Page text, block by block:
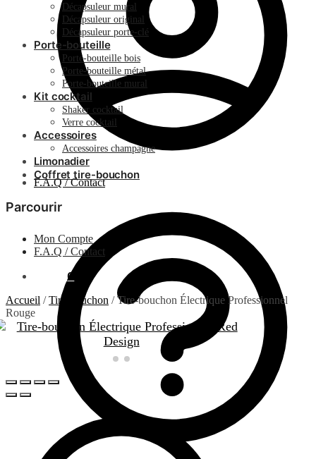
F.A.Q / Contact
Décapsuleur mural
Décapsuleur original
Décapsuleur porte-clé
Porte-bouteille
Porte-bouteille bois
Porte-bouteille métal
Porte-bouteille mural
Kit cocktail
Shaker cocktail
Verre cocktail
Accessoires
Accessoires champagne
Limonadier
Coffret tire-bouchon
Parcourir
Mon Compte
F.A.Q / Contact
0
Accueil /Tire-bouchon /Tire-bouchon Électrique Professionnel
Rouge